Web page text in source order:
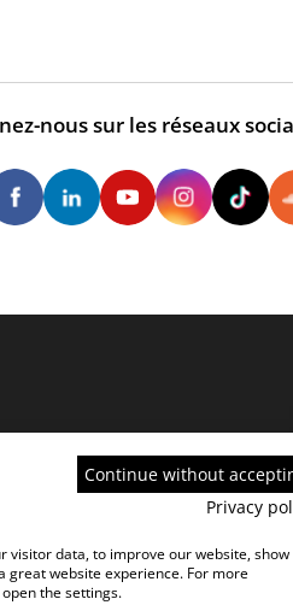
nous sur les réseaux
TwitterFacebookLinkedInYoutube
Continue without
Privacy
visitor data, to improve our website, show
great website experience. For more
the settings.